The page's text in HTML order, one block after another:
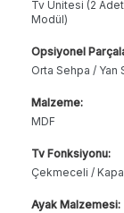
Tv Ünitesi (2
Modül)
Opsiyonel
Orta Sehpa / Yan
Malzeme:
MDF
Tv Fonksiyonu:
Çekmeceli /
Ayak Malzemesi: